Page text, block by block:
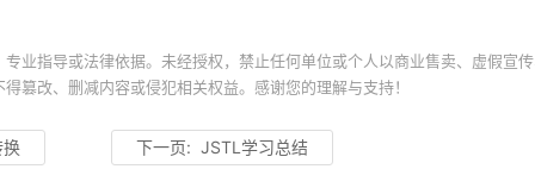
业指导或法律依据。未经授权，禁止任何单位或个人以商业售卖、虚假宣
篡改、删减内容或侵犯相关权益。感谢您的理解与支持！
换 下一页:JSTL学习总结